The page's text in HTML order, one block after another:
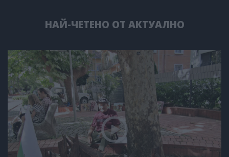
НАЙ-ЧЕТЕНО ОТ АКТУАЛНО